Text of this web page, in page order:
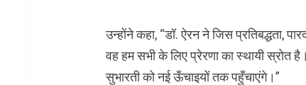
उन्होंने कहा, “डॉ. ऐरन ने जिस प्रतिबद्धता,
वह हम सभी के लिए प्रेरणा का स्थायी स्रोत
सुभारती को नई ऊँचाइयों तक पहुँचाएंगे।”